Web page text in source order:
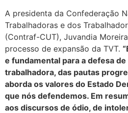
A presidenta da Confederação
Trabalhadoras e dos
(Contraf-CUT), Juvandia
processo de expansão da TVT.
e fundamental para a defesa
trabalhadora, das pautas
aborda os valores do Estado
que nós defendemos. Em
aos discursos de ódio, de